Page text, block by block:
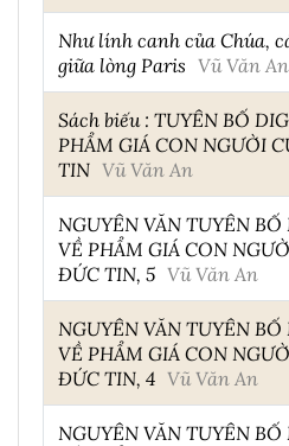
Như lính canh của Chúa,
giữa lòng Paris Vũ Văn An
Sách biếu : TUYÊN BỐ
PHẨM GIÁ CON NGƯỜI
TIN Vũ Văn An
NGUYÊN VĂN TUYÊN
VỀ PHẨM GIÁ CON
ĐỨC TIN, 5 Vũ Văn An
NGUYÊN VĂN TUYÊN
VỀ PHẨM GIÁ CON
ĐỨC TIN, 4 Vũ Văn An
NGUYÊN VĂN TUYÊN